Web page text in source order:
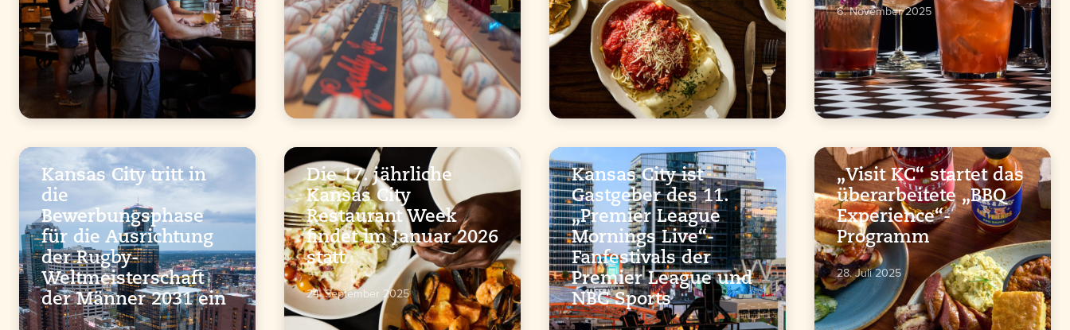
6. November 2025
Kansas City tritt in
die
Bewerbungsphase
für die Ausrichtung
der Rugby-
Weltmeisterschaft
der Männer 2031 ein
Die 17. jährliche
Kansas City
Restaurant Week
findet im Januar 2026
statt
24. September 2025
Kansas City ist
Gastgeber des 11.
„Premier League
Mornings Live“-
Fanfestivals der
Premier League und
NBC Sports
„Visit KC“ startet das
überarbeitete „BBQ
Experience“-
Programm
28. Juli 2025